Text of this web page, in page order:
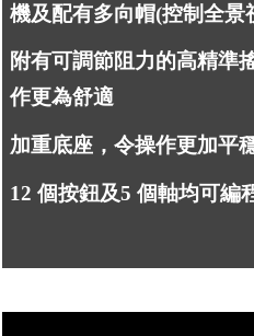
機及配有多向帽(控制全景
附有可調節阻力的高精準
作更為舒適
加重底座，令操作更加平
12 個按鈕及5 個軸均可編